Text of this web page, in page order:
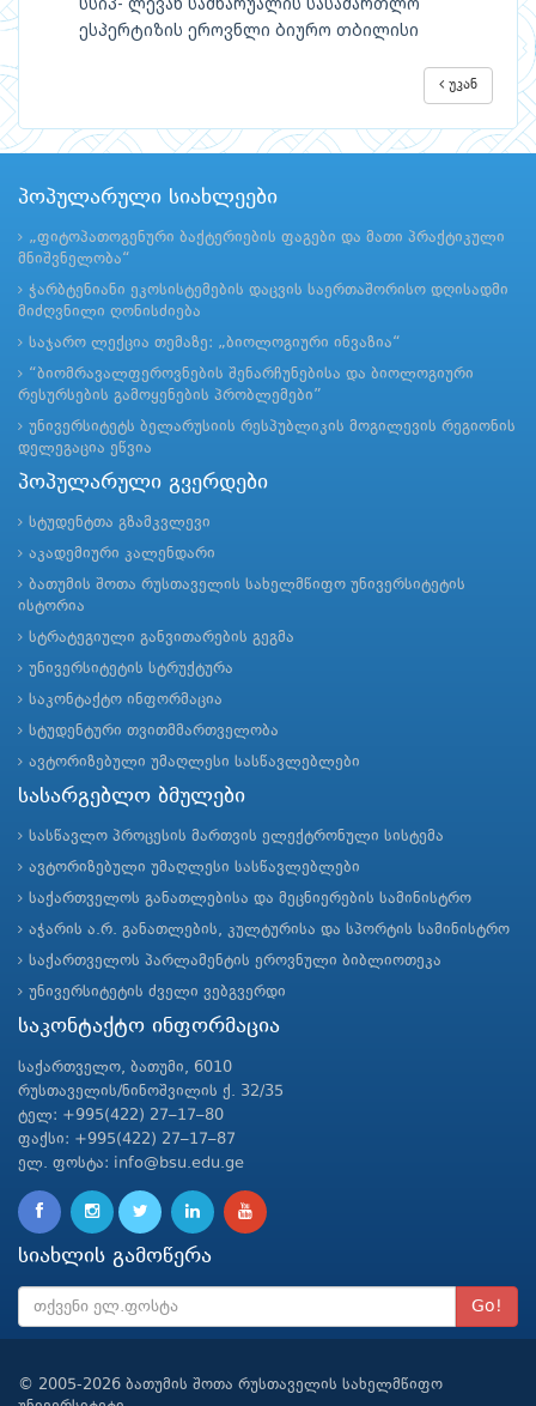
ესპერტიზის ეროვნლი ბიურო თბილისი
უკან
პოპულარული სიახლეები
„ფიტოპათოგენური ბაქტერიების ფაგები და მათი პრაქტიკული
მნიშვნელობა“
ჭარბტენიანი ეკოსისტემების დაცვის საერთაშორისო დღისადმი
მიძღვნილი ღონისძიება
საჯარო ლექცია თემაზე: „ბიოლოგიური ინვაზია“
“ბიომრავალფეროვნების შენარჩუნებისა და ბიოლოგიური
რესურსების გამოყენების პრობლემები”
უნივერსიტეტს ბელარუსიის რესპუბლიკის მოგილევის რეგიონის
დელეგაცია ეწვია
პოპულარული გვერდები
სტუდენტთა გზამკვლევი
აკადემიური კალენდარი
ბათუმის შოთა რუსთაველის სახელმწიფო უნივერსიტეტის
ისტორია
სტრატეგიული განვითარების გეგმა
უნივერსიტეტის სტრუქტურა
საკონტაქტო ინფორმაცია
სტუდენტური თვითმმართველობა
ავტორიზებული უმაღლესი სასწავლებლები
სასარგებლო ბმულები
სასწავლო პროცესის მართვის ელექტრონული სისტემა
ავტორიზებული უმაღლესი სასწავლებლები
საქართველოს განათლებისა და მეცნიერების სამინისტრო
აჭარის ა.რ. განათლების, კულტურისა და სპორტის სამინისტრო
საქართველოს პარლამენტის ეროვნული ბიბლიოთეკა
უნივერსიტეტის ძველი ვებგვერდი
საკონტაქტო ინფორმაცია
საქართველო, ბათუმი, 6010
რუსთაველის/ნინოშვილის ქ. 32/35
ტელ: +995(422) 27–17–80
ფაქსი: +995(422) 27–17–87
ელ. ფოსტა: info@bsu.edu.ge
სიახლის გამოწერა
Go!
© 2005-2026 ბათუმის შოთა რუსთაველის სახელმწიფო